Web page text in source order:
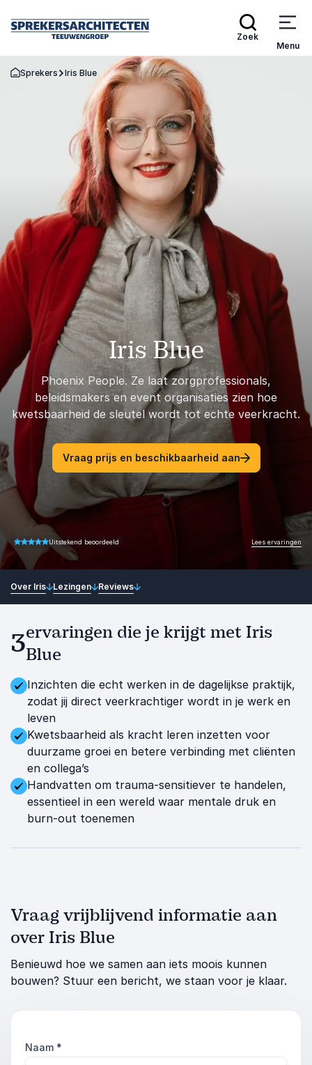
Zoek
Menu
Terug naar de startpagina
Sprekers Iris Blue
Iris Blue
Phoenix People. Ze laat zorgprofessionals,
beleidsmakers en event organisaties zien hoe
kwetsbaarheid de sleutel wordt tot echte veerkracht.
Vraag prijs en beschikbaarheid aan
4.67 van 5 Uitstekend beoordeeld Lees ervaringen
Over Iris Lezingen Reviews
3ervaringen die je krijgt met Iris
Blue
Inzichten die echt werken in de dagelijkse praktijk,
zodat jij direct veerkrachtiger wordt in je werk en
leven
Kwetsbaarheid als kracht leren inzetten voor
duurzame groei en betere verbinding met cliënten
en collega’s
Handvatten om trauma-sensitiever te handelen,
essentieel in een wereld waar mentale druk en
burn-out toenemen
Vraag vrijblijvend informatie aan
over Iris Blue
Benieuwd hoe we samen aan iets moois kunnen
bouwen? Stuur een bericht, we staan voor je klaar.
Naam *